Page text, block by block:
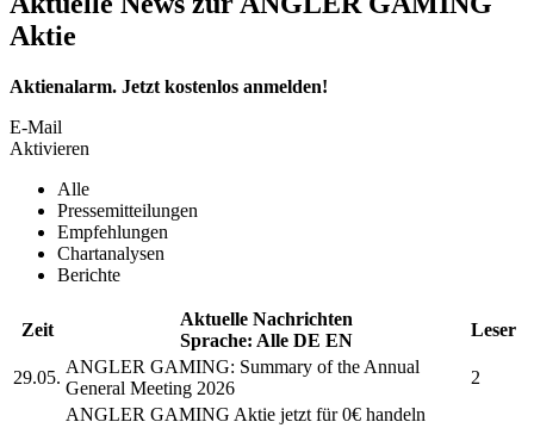
Aktie
Aktienalarm. Jetzt kostenlos anmelden!
E-Mail
Aktivieren
Alle
Pressemitteilungen
Empfehlungen
Chartanalysen
Berichte
Zeit
Aktuelle Nachrichten
Sprache: Alle DE EN
Leser
29.05.
ANGLER GAMING: Summary of the Annual
General Meeting 2026
2
ANGLER GAMING Aktie jetzt für 0€ handeln